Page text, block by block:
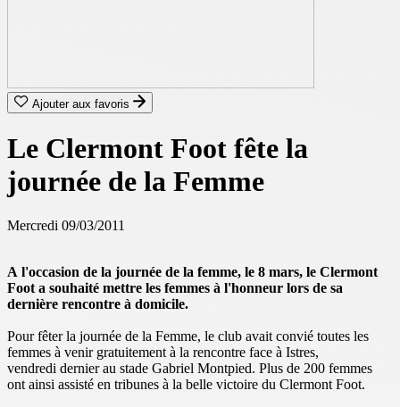
Ajouter aux favoris
Le Clermont Foot fête la
journée de la Femme
Mercredi 09/03/2011
A l'occasion de la journée de la femme, le 8 mars, le Clermont
Foot a souhaité mettre les femmes à l'honneur lors de sa
dernière rencontre à domicile.
Pour fêter la journée de la Femme, le club avait convié toutes les
femmes à venir gratuitement à la rencontre face à Istres,
vendredi dernier au stade Gabriel Montpied. Plus de 200 femmes
ont ainsi assisté en tribunes à la belle victoire du Clermont Foot.